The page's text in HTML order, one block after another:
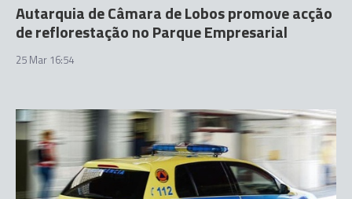
Autarquia de Câmara de Lobos promove acção
de reflorestação no Parque Empresarial
25 Mar 16:54